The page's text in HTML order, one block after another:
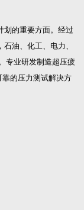
划的重要方面。经过
油、化工、电力、
专业研发制造超压疲
靠的压力测试解决方